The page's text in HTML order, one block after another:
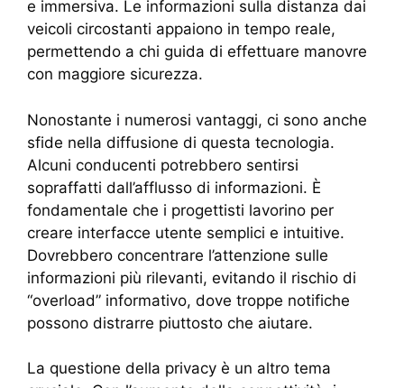
e immersiva. Le informazioni sulla distanza dai
veicoli circostanti appaiono in tempo reale,
permettendo a chi guida di effettuare manovre
con maggiore sicurezza.
Nonostante i numerosi vantaggi, ci sono anche
sfide nella diffusione di questa tecnologia.
Alcuni conducenti potrebbero sentirsi
sopraffatti dall’afflusso di informazioni. È
fondamentale che i progettisti lavorino per
creare interfacce utente semplici e intuitive.
Dovrebbero concentrare l’attenzione sulle
informazioni più rilevanti, evitando il rischio di
“overload” informativo, dove troppe notifiche
possono distrarre piuttosto che aiutare.
La questione della privacy è un altro tema